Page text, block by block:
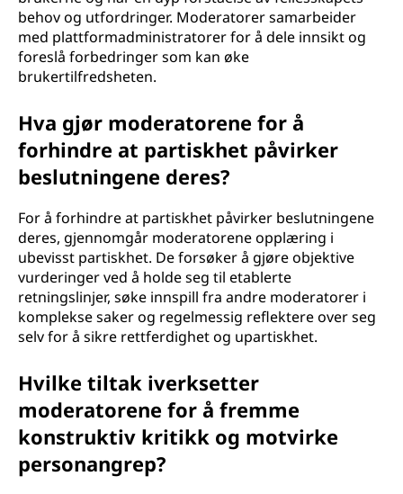
behov og utfordringer. Moderatorer samarbeider
med plattformadministratorer for å dele innsikt og
foreslå forbedringer som kan øke
brukertilfredsheten.
Hva gjør moderatorene for å
forhindre at partiskhet påvirker
beslutningene deres?
For å forhindre at partiskhet påvirker beslutningene
deres, gjennomgår moderatorene opplæring i
ubevisst partiskhet. De forsøker å gjøre objektive
vurderinger ved å holde seg til etablerte
retningslinjer, søke innspill fra andre moderatorer i
komplekse saker og regelmessig reflektere over seg
selv for å sikre rettferdighet og upartiskhet.
Hvilke tiltak iverksetter
moderatorene for å fremme
konstruktiv kritikk og motvirke
personangrep?